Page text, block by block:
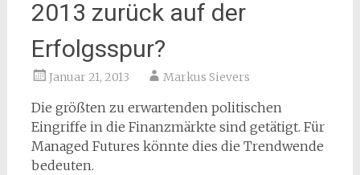
2013 zurück auf der
Erfolgsspur?
Januar 21, 2013 Markus Sievers
Die größten zu erwartenden politischen
Eingriffe in die Finanzmärkte sind getätigt. Für
Managed Futures könnte dies die Trendwende
bedeuten.